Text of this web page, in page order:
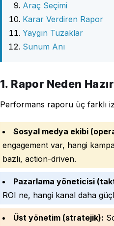
Araç Seçimi
Karar Verdiren Rapor
Yaygın Tuzaklar
Sunum Anı
1. Rapor Neden
Performans raporu üç farklı
Sosyal medya ekibi
engagement var, hangi
bazlı, action-driven.
Pazarlama yöneticisi
ROI ne, hangi kanal daha
Üst yönetim (stratejik):